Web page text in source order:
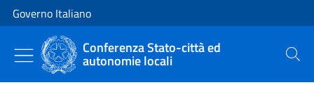
Vai al contenuto
Vai alla navigazione del sito
Governo Italiano
Conferenza Stato-città ed
autonomie locali Cerca